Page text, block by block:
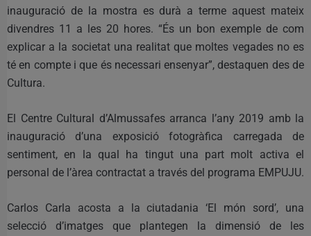
inauguració de la mostra es durà a terme aquest mateix
divendres 11 a les 20 hores. “És un bon exemple de com
explicar a la societat una realitat que moltes vegades no es
té en compte i que és necessari ensenyar”, destaquen des de
Cultura.
El Centre Cultural d’Almussafes arranca l’any 2019 amb la
inauguració d’una exposició fotogràfica carregada de
sentiment, en la qual ha tingut una part molt activa el
personal de l’àrea contractat a través del programa EMPUJU.
Carlos Carla acosta a la ciutadania ‘El món sord’, una
selecció d’imatges que plantegen la dimensió de les